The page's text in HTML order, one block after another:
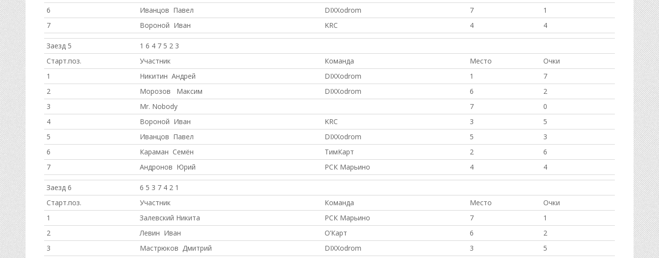
6
Иванцов Павел DIXXodrom 7
1
7
Вороной Иван KRC 4 4
Заезд 5
1 6 4 7 5 2 3
Старт.поз.
Участник Команда Место
Очки
1
Никитин Андрей DIXXodrom 1
7
2
Морозов Максим DIXXodrom 6
2
3
Mr. Nobody 7
0
4
Вороной Иван KRC 3
5
5
Иванцов Павел DIXXodrom 5
3
6
Караман Семён ТимКарт 2
6
7
Андронов Юрий РСК Марьино 4 4
Заезд 6
6 5 3 7 4 2 1
Старт.поз.
Участник Команда Место
Очки
1
Залевский Никита РСК Марьино 7
1
2
Левин Иван О’Карт 6
2
3
Мастрюков Дмитрий DIXXodrom 3
5